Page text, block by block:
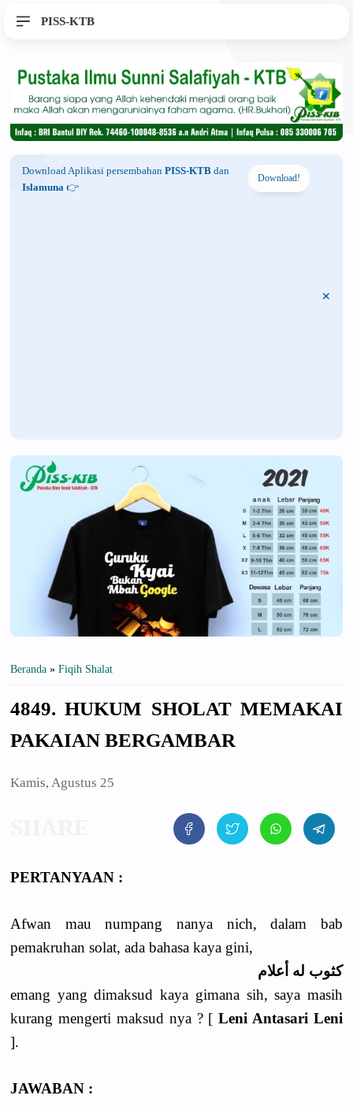
PISS-KTB
Download Aplikasi persembahan PISS-KTB dan
Islamuna 👉
Download!
Beranda » Fiqih Shalat
4849. HUKUM SHOLAT MEMAKAI
PAKAIAN BERGAMBAR
Kamis, Agustus 25
PERTANYAAN :
Afwan mau numpang nanya nich, dalam bab
pemakruhan solat, ada bahasa kaya gini,
كثوب له أعلام
emang yang dimaksud kaya gimana sih, saya masih
kurang mengerti maksud nya ? [Leni Antasari Leni
].
JAWABAN :